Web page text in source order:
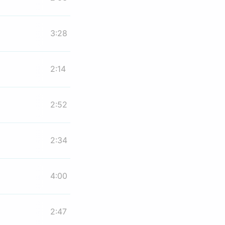
3:28
2:14
2:52
2:34
4:00
2:47